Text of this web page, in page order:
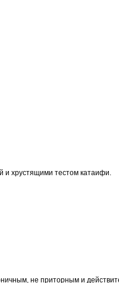
и хрустящими тестом катаифи.
не приторным и